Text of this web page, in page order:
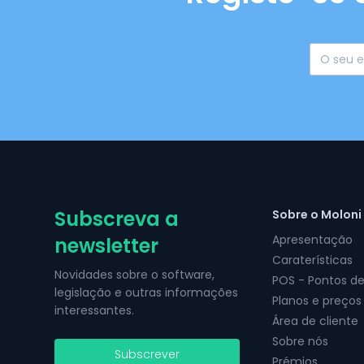
Subscreva a
newsletter
Novidades sobre o software,
legislação e outras informações
interessantes.
Subscrever
Sobre o Moloni
Apresentação
Caraterísticas
POS - Pontos
Planos e preços
Área de cliente
Sobre nós